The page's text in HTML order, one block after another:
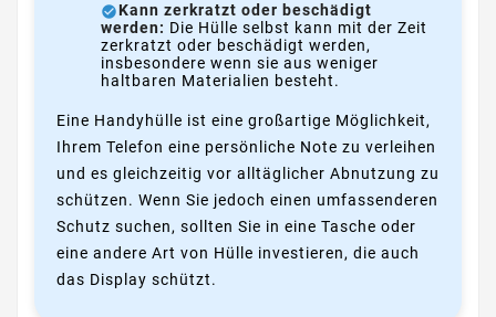
Kann zerkratzt oder beschädigt
werden: Die Hülle selbst kann mit der Zeit
zerkratzt oder beschädigt werden,
insbesondere wenn sie aus weniger
haltbaren Materialien besteht.
Eine Handyhülle ist eine großartige Möglichkeit,
Ihrem Telefon eine persönliche Note zu verleihen
und es gleichzeitig vor alltäglicher Abnutzung zu
schützen. Wenn Sie jedoch einen umfassenderen
Schutz suchen, sollten Sie in eine Tasche oder
eine andere Art von Hülle investieren, die auch
das Display schützt.